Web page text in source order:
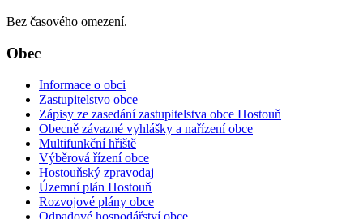
Bez časového omezení.
Obec
Informace o obci
Zastupitelstvo obce
Zápisy ze zasedání zastupitelstva obce Hostouň
Obecně závazné vyhlášky a nařízení obce
Multifunkční hřiště
Výběrová řízení obce
Hostouňský zpravodaj
Územní plán Hostouň
Rozvojové plány obce
Odpadové hospodářství obce